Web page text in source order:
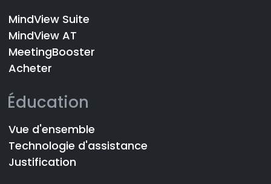
MindView Suite
MindView AT
MeetingBooster
Acheter
Éducation
Vue d'ensemble
Technologie d'assistance
Justification